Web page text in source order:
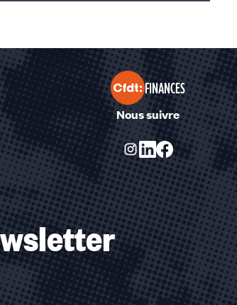
FINANCES
Nous suivre